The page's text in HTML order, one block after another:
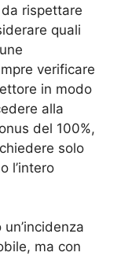
rispettare
quali
verificare
in modo
alla
del 100%,
solo
l’intero
ma con